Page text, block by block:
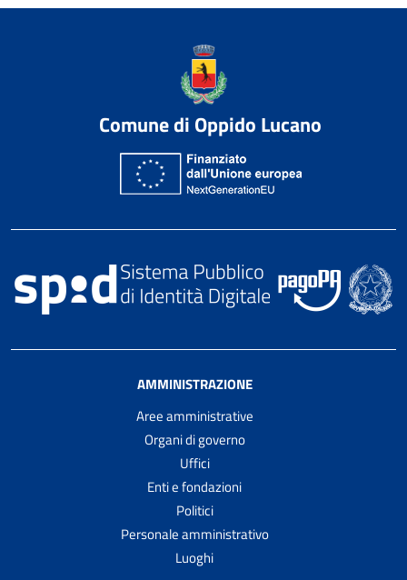
Comune di Oppido Lucano
AMMINISTRAZIONE
Aree amministrative
Organi di governo
Uffici
Enti e fondazioni
Politici
Personale amministrativo
Luoghi